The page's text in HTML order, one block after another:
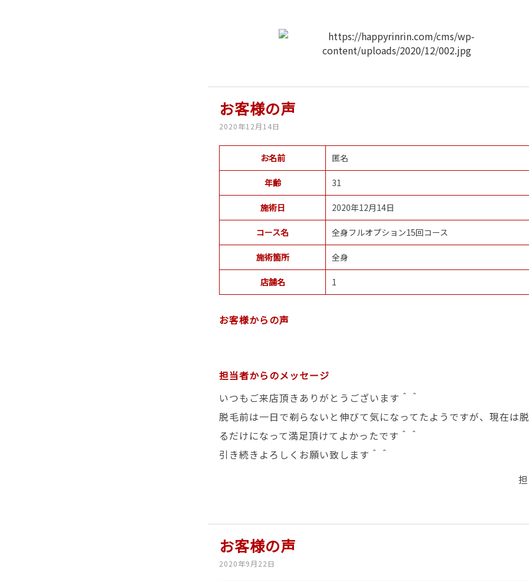
お客様の声
2020年12月14日
お名前 匿名
年齢 31
施術日 2020年12月14日
コース名 全身フルオプション15回コース
施術箇所 全身
店舗名 1
お客様からの声
担当者からのメッセージ
いつもご来店頂きありがとうございます＾＾
脱毛前は一日で剃らないと伸びて気になってたようですが、現在は
るだけになって満足頂けてよかったです＾＾
引き続きよろしくお願い致します＾＾
お客様の声
2020年9月22日